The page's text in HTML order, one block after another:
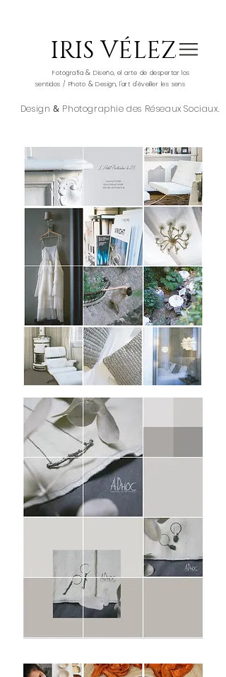
IRIS VÉLEZ
Fotografía& Diseño, el arte de despertar los
sentidos / Photo & Design, l'art d'éveiller les sens
Design& Photographie des Réseaux Sociaux.